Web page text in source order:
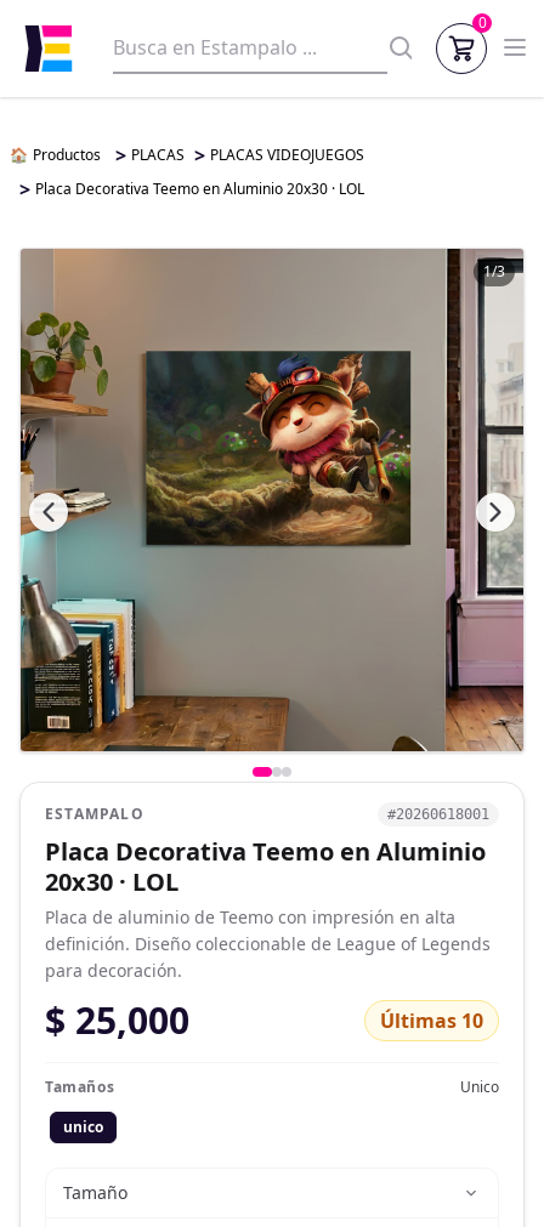
0
🏠 Productos > PLACAS > PLACAS VIDEOJUEGOS
> Placa Decorativa Teemo en Aluminio 20x30 · LOL
1/3
ESTAMPALO #20260618001
Placa Decorativa Teemo en Aluminio
20x30 · LOL
Placa de aluminio de Teemo con impresión en alta
definición. Diseño coleccionable de League of Legends
para decoración.
$ 25,000 Últimas 10
Tamaños
Unico
unico
Tamaño